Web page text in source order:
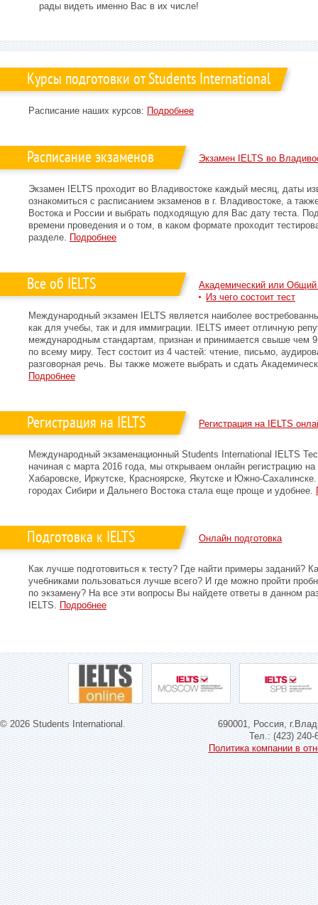
рады видеть именно Вас в их числе!
Курсы подготовки от Students International
Расписание наших курсов: Подробнее
Расписание экзаменов Экзамен IELTS во
Экзамен IELTS проходит во Владивостоке каждый месяц, даты
ознакомиться с расписанием экзаменов в г. Владивостоке, а
Востока и России и выбрать подходящую для Вас дату теста.
времени проведения и о том, в каком формате проходит
разделе. Подробнее
Все об IELTS
Академический или
Из чего состоит тест
Международный экзамен IELTS является наиболее
как для учебы, так и для иммиграции. IELTS имеет отличную
международным стандартам, признан и принимается свыше чем 9
по всему миру. Тест состоит из 4 частей: чтение, письмо,
разговорная речь. Вы также можете выбрать и сдать
Подробнее
Регистрация на IELTS Регистрация на IELTS
Международный экзаменационный Students International IELTS
начиная с марта 2016 года, мы открываем онлайн регистрацию
Хабаровске, Иркутске, Красноярске, Якутске и Южно-
городах Сибири и Дальнего Востока стала еще проще и удобнее.
Подготовка к IELTS Онлайн подготовка
Как лучше подготовиться к тесту? Где найти примеры заданий?
учебниками пользоваться лучше всего? И где можно пройти
по экзамену? На все эти вопросы Вы найдете ответы в данном
IELTS. Подробнее
© 2026 Students International.
690001, Россия,
Тел.: (423)
Политика компании в